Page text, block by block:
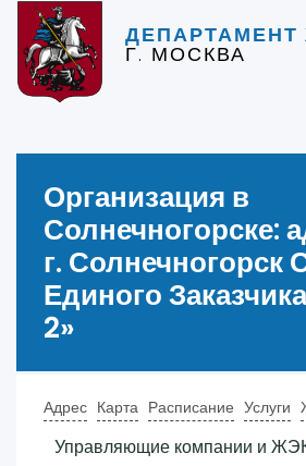
ДЕПАРТАМЕНТ
Г. МОСКВА
Организация в
Солнечногорске:
г. Солнечногорск
Единого
2»‎
Адрес Карта Расписание Услуги
Управляющие компании и